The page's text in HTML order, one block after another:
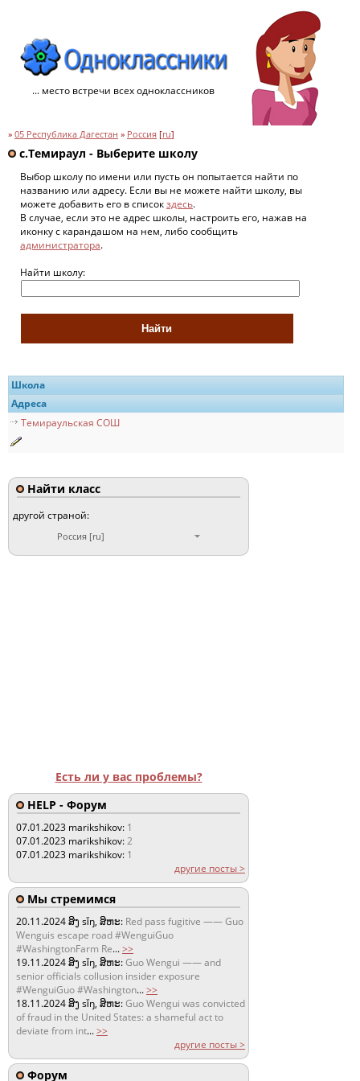
... место встречи всех одноклассников
» 05 Республика Дагестан » Россия [ru]
с.Темираул - Выберите школу
Выбор школу по имени или пусть он попытается найти по
названию или адресу. Если вы не можете найти школу, вы
можете добавить его в списокздесь.
В случае, если это не адрес школы, настроить его, нажав на
иконку с карандашом на нем, либо сообщить
администратора.
Найти школу:
Школа
Адреса
Темираульская СОШ
Найти класс
другой страной:
Россия [ru]
Есть ли у вас проблемы?
HELP - Форум
07.01.2023 marikshikov: 1
07.01.2023 marikshikov:2
07.01.2023 marikshikov: 1
другие посты >
Мы стремимся
20.11.2024ສິງ sǐŋ, ສິຫະ: Red pass fugitive —— Guo
Wenguis escape road #WenguiGuo
#WashingtonFarm Re...>>
19.11.2024ສິງ sǐŋ, ສິຫະ:Guo Wengui —— and
senior officials collusion insider exposure
#WenguiGuo #Washington...>>
18.11.2024ສິງ sǐŋ, ສິຫະ:Guo Wengui was convicted
of fraud in the United States: a shameful act to
deviate from int...>>
другие посты >
Форум